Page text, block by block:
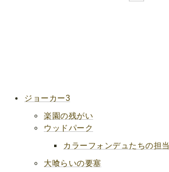
ジョーカー3
楽園の残がい
ウッドパーク
カラーフォンデュたちの担当
大喰らいの要塞